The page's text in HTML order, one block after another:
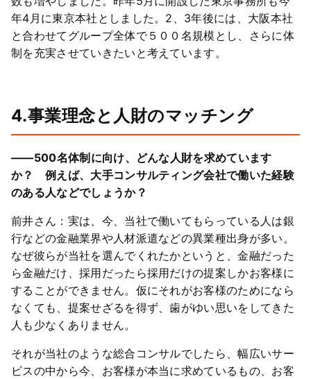
年4月に東京本社としました。2、3年後には、大阪本社
と合わせてグループ全体で５００名規模とし、さらに体
制を充実させていきたいと考えています。
4.事業理念と人財のマッチング
――500名体制に向け、どんな人財を求めています
か？ 例えば、大手コンサルティング会社で働いた経験
のある人などでしょうか？
前井さん：実は、今、当社で働いてもらっている人は銀
行などの金融業界や人材派遣などの異業種出身が多い。
なぜ彼らが当社を選んでくれたかというと、金融だった
ら金融だけ、採用だったら採用だけの提案しかお客様に
することができません。仮にそれがお客様のためになら
なくても、提案せざるを得ず、歯がゆい思いをしてきた
人も少なくありません。
それが当社のような総合コンサルでしたら、幅広いサー
ビスの中から今、お客様が本当に求めているもの、お客